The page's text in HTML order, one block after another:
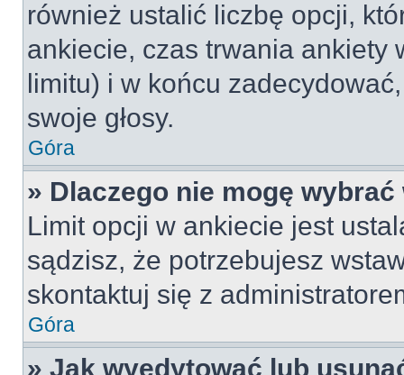
również ustalić liczbę opcji,
ankiecie, czas trwania ankiety
limitu) i w końcu
swoje głosy.
Góra
» Dlaczego nie mogę
Limit opcji w ankiecie jest
sądzisz, że potrzebujesz
skontaktuj się z
Góra
» Jak wyedytować lub